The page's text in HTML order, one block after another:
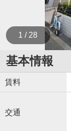
1 / 28
基本情報
賃料
交通